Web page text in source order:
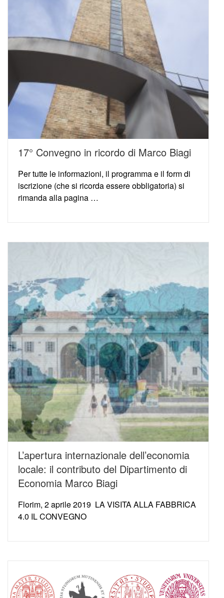
17° Convegno in ricordo di Marco Biagi
Per tutte le informazioni, il programma e il form di
iscrizione (che si ricorda essere obbligatoria) si
rimanda alla pagina …
L’apertura internazionale dell’economia
locale: il contributo del Dipartimento di
Economia Marco Biagi
Florim, 2 aprile 2019 LA VISITA ALLA FABBRICA
4.0 IL CONVEGNO